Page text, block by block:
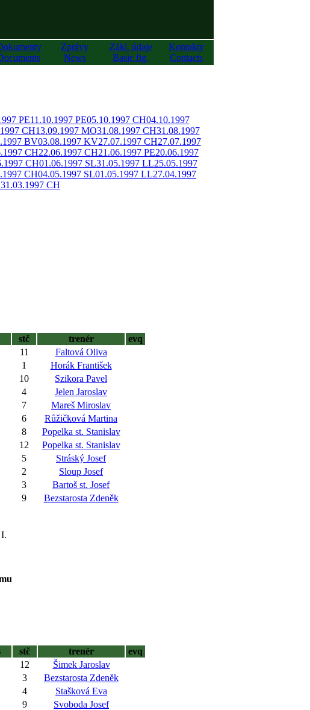
Zprávy
News
Zákl. údaje
Basic fig.
Kontakty
Contacts
PE11.10.1997 PE05.10.1997 CH04.10.1997
CH13.09.1997 MO31.08.1997 CH31.08.1997
BV03.08.1997 KV27.07.1997 CH27.07.1997
CH22.06.1997 CH21.06.1997 PE20.06.1997
CH01.06.1997 SL31.05.1997 LL25.05.1997
CH04.05.1997 SL01.05.1997 LL27.04.1997
31.03.1997 CH
stč trenér
evq
11
Faltová Oliva
1
Horák František
10
Szikora Pavel
4
Jelen Jaroslav
7
Mareš Miroslav
6
Růžičková Martina
8
Popelka st. Stanislav
12
Popelka st. Stanislav
5
Stráský Josef
2
Sloup Josef
3
Bartoš st. Josef
9
Bezstarosta Zdeněk
stč trenér
evq
12
Šimek Jaroslav
3
Bezstarosta Zdeněk
4
Stašková Eva
9
Svoboda Josef